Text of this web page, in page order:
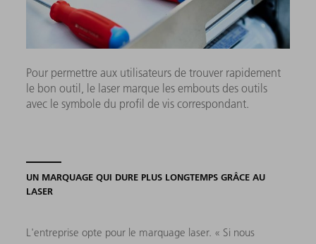
Pour permettre aux utilisateurs de trouver rapidement
le bon outil, le laser marque les embouts des outils
avec le symbole du profil de vis correspondant.
UN MARQUAGE QUI DURE PLUS LONGTEMPS GRÂCE AU
LASER
L'entreprise opte pour le marquage laser. « Si nous